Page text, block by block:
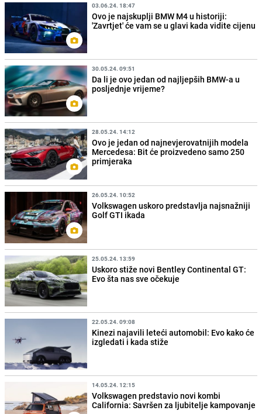
03.06.24. 18:47
Ovo je najskuplji BMW M4 u historiji:
'Zavrtjet' će vam se u glavi kada vidite cijenu
30.05.24. 09:51
Da li je ovo jedan od najljepših BMW-a u
posljednje vrijeme?
28.05.24. 14:12
Ovo je jedan od najnevjerovatnijih modela
Mercedesa: Bit će proizvedeno samo 250
primjeraka
26.05.24. 10:52
Volkswagen uskoro predstavlja najsnažniji
Golf GTI ikada
25.05.24. 13:59
Uskoro stiže novi Bentley Continental GT:
Evo šta nas sve očekuje
22.05.24. 09:08
Kinezi najavili leteći automobil: Evo kako će
izgledati i kada stiže
14.05.24. 12:15
Volkswagen predstavio novi kombi
California: Savršen za ljubitelje kampovanje